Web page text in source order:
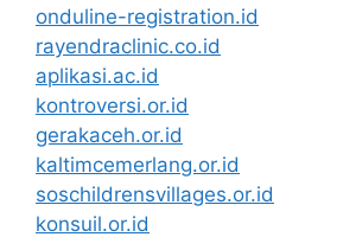
onduline-registration.id
rayendraclinic.co.id
aplikasi.ac.id
kontroversi.or.id
gerakaceh.or.id
kaltimcemerlang.or.id
soschildrensvillages.or.id
konsuil.or.id